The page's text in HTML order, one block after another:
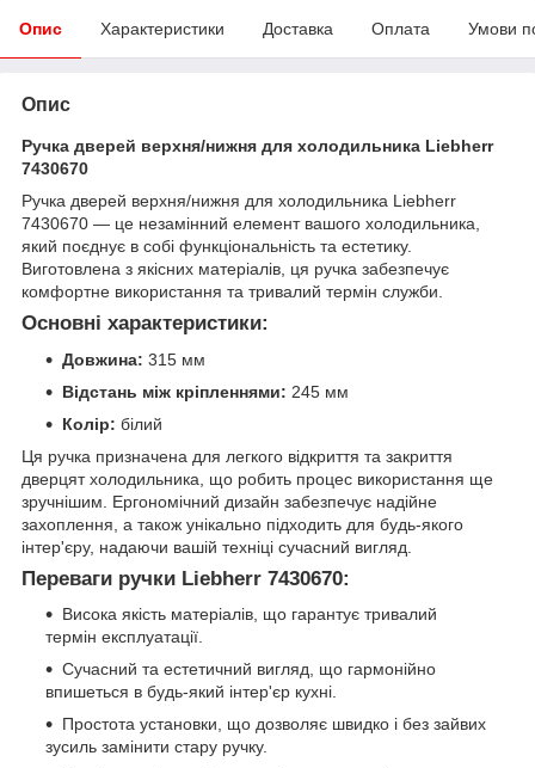
Опис Характеристики Доставка Оплата Умови
Опис
Ручка дверей верхня/нижня для холодильника Liebherr
7430670
Ручка дверей верхня/нижня для холодильника Liebherr
7430670 — це незамінний елемент вашого холодильника,
який поєднує в собі функціональність та естетику.
Виготовлена з якісних матеріалів, ця ручка забезпечує
комфортне використання та тривалий термін служби.
Основні характеристики:
Довжина: 315 мм
Відстань між кріпленнями: 245 мм
Колір: білий
Ця ручка призначена для легкого відкриття та закриття
дверцят холодильника, що робить процес використання ще
зручнішим. Ергономічний дизайн забезпечує надійне
захоплення, а також унікально підходить для будь-якого
інтер'єру, надаючи вашій техніці сучасний вигляд.
Переваги ручки Liebherr 7430670:
Висока якість матеріалів, що гарантує тривалий
термін експлуатації.
Сучасний та естетичний вигляд, що гармонійно
впишеться в будь-який інтер'єр кухні.
Простота установки, що дозволяє швидко і без зайвих
зусиль замінити стару ручку.